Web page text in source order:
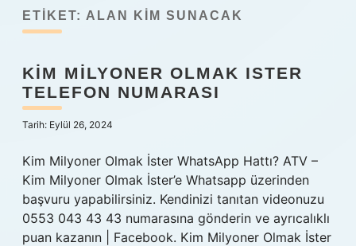
Politikası
Hakkımızda
ETIKET: ALAN KIM SUNACAK
KIM MILYONER OLMAK ISTER
TELEFON NUMARASI
Tarih: Eylül 26, 2024
Kim Milyoner Olmak İster WhatsApp Hattı? ATV –
Kim Milyoner Olmak İster’e Whatsapp üzerinden
başvuru yapabilirsiniz. Kendinizi tanıtan videonuzu
0553 043 43 43 numarasına gönderin ve ayrıcalıklı
puan kazanın | Facebook. Kim Milyoner Olmak İster